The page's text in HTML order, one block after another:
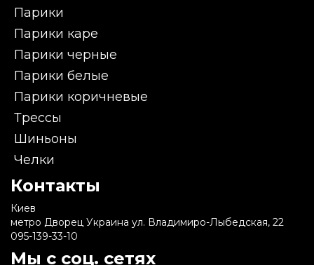
Парики
Парики каре
Парики черные
Парики белые
Парики коричневые
Трессы
Шиньоны
Челки
Контакты
Киев
метро Дворец Украина ул. Владимиро-Лыбедская, 22
095-139-33-10
Мы с соц. сетях